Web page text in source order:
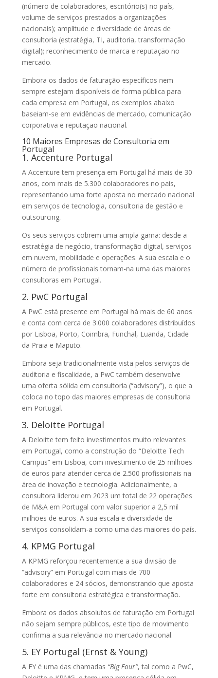
(número de colaboradores, escritório(s) no país,
volume de serviços prestados a organizações
nacionais); amplitude e diversidade de áreas de
consultoria (estratégia, TI, auditoria, transformação
digital); reconhecimento de marca e reputação no
mercado.
Embora os dados de faturação específicos nem
sempre estejam disponíveis de forma pública para
cada empresa em Portugal, os exemplos abaixo
baseiam-se em evidências de mercado, comunicação
corporativa e reputação nacional.
10 Maiores Empresas de Consultoria em
Portugal
1. Accenture Portugal
A Accenture tem presença em Portugal há mais de 30
anos, com mais de 5.300 colaboradores no país,
representando uma forte aposta no mercado nacional
em serviços de tecnologia, consultoria de gestão e
outsourcing.
Os seus serviços cobrem uma ampla gama: desde a
estratégia de negócio, transformação digital, serviços
em nuvem, mobilidade e operações. A sua escala e o
número de profissionais tornam-na uma das maiores
consultoras em Portugal.
2. PwC Portugal
A PwC está presente em Portugal há mais de 60 anos
e conta com cerca de 3.000 colaboradores distribuídos
por Lisboa, Porto, Coimbra, Funchal, Luanda, Cidade
da Praia e Maputo.
Embora seja tradicionalmente vista pelos serviços de
auditoria e fiscalidade, a PwC também desenvolve
uma oferta sólida em consultoria (“advisory”), o que a
coloca no topo das maiores empresas de consultoria
em Portugal.
3. Deloitte Portugal
A Deloitte tem feito investimentos muito relevantes
em Portugal, como a construção do “Deloitte Tech
Campus” em Lisboa, com investimento de 25 milhões
de euros para atender cerca de 2.500 profissionais na
área de inovação e tecnologia. Adicionalmente, a
consultora liderou em 2023 um total de 22 operações
de M&A em Portugal com valor superior a 2,5 mil
milhões de euros. A sua escala e diversidade de
serviços consolidam-a como uma das maiores do país.
4. KPMG Portugal
A KPMG reforçou recentemente a sua divisão de
“advisory” em Portugal com mais de 700
colaboradores e 24 sócios, demonstrando que aposta
forte em consultoria estratégica e transformação.
Embora os dados absolutos de faturação em Portugal
não sejam sempre públicos, este tipo de movimento
confirma a sua relevância no mercado nacional.
5. EY Portugal (Ernst & Young)
A EY é uma das chamadas “Big Four”, tal como a PwC,